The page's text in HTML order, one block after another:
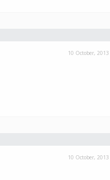
10 October, 2013
10 October, 2013